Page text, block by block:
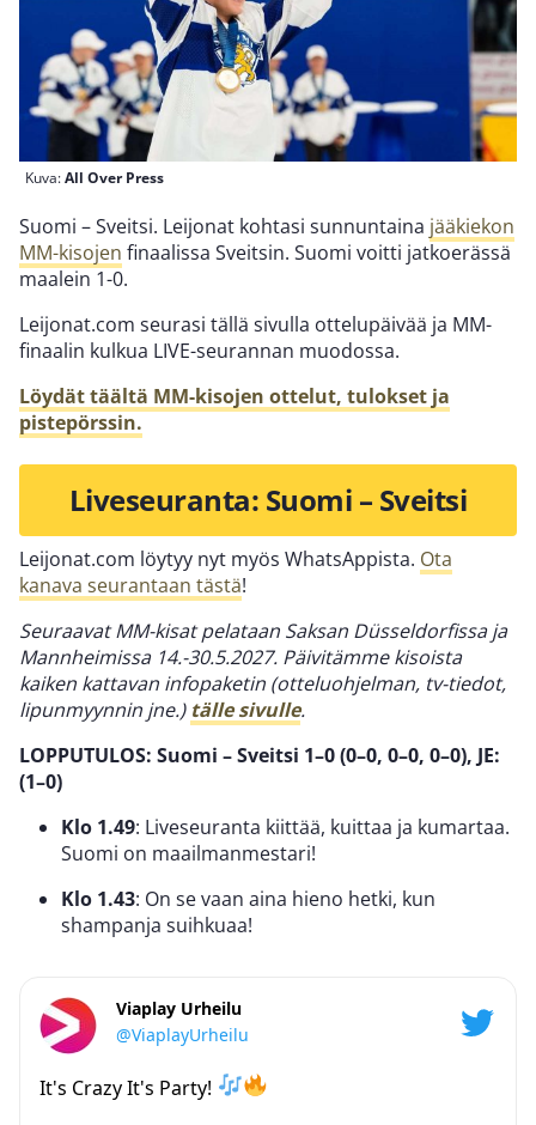
Kuva:All Over Press
Suomi – Sveitsi. Leijonat kohtasi sunnuntaina jääkiekon
MM-kisojen finaalissa Sveitsin. Suomi voitti jatkoerässä
maalein 1-0.
Leijonat.com seurasi tällä sivulla ottelupäivää ja MM-
finaalin kulkua LIVE-seurannan muodossa.
Löydät täältä MM-kisojen ottelut, tulokset ja
pistepörssin.
Liveseuranta: Suomi – Sveitsi
Leijonat.com löytyy nyt myös WhatsAppista. Ota
kanava seurantaan tästä!
Seuraavat MM-kisat pelataan Saksan Düsseldorfissa ja
Mannheimissa 14.-30.5.2027. Päivitämme kisoista
kaiken kattavan infopaketin (otteluohjelman, tv-tiedot,
lipunmyynnin jne.) tälle sivulle.
LOPPUTULOS: Suomi – Sveitsi 1–0 (0–0, 0–0, 0–0), JE:
(1–0)
Klo 1.49: Liveseuranta kiittää, kuittaa ja kumartaa.
Suomi on maailmanmestari!
Klo 1.43: On se vaan aina hieno hetki, kun
shampanja suihkuaa!
Viaplay Urheilu
@ViaplayUrheilu
It's Crazy It's Party!